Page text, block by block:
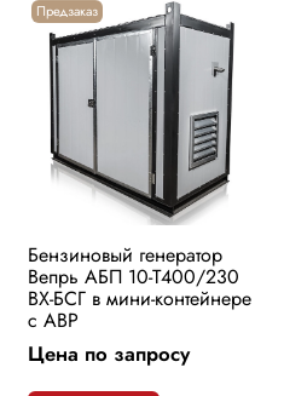
Предзаказ
Бензиновый генератор
Вепрь АБП 10-Т400/230
ВХ-БСГ в мини-контейнере
с АВР
Цена по запросу